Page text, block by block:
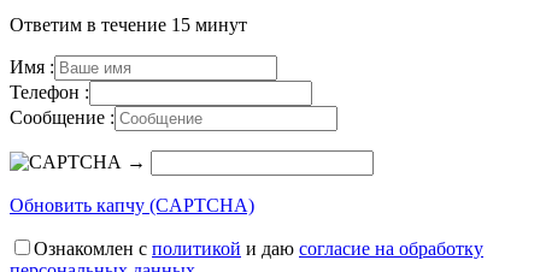
Ответим в течение 15 минут
Имя :
Телефон :
Сообщение :
→
Обновить капчу (CAPTCHA)
Ознакомлен с политикой и даю согласие на обработку